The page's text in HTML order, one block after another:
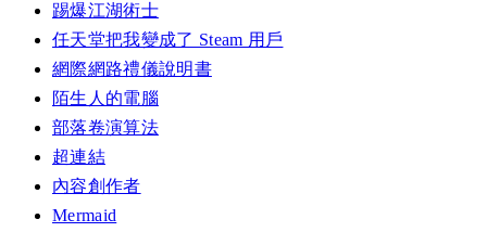
踢爆江湖術士
任天堂把我變成了 Steam 用戶
網際網路禮儀說明書
陌生人的電腦
部落卷演算法
超連結
內容創作者
Mermaid